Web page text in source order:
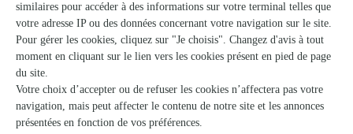
Yerres
★ ★★★ ★4.1 (135)
45, rue Charles de Gaulle
Voir la boutique